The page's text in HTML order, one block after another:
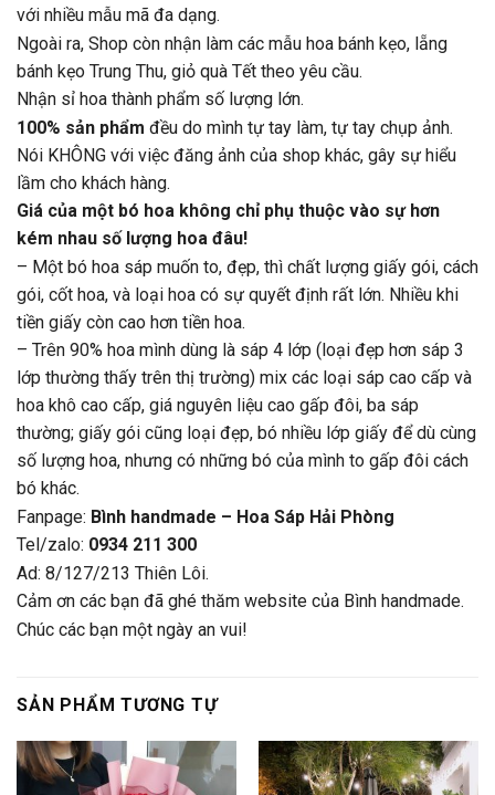
với nhiều mẫu mã đa dạng.
Ngoài ra, Shop còn nhận làm các mẫu hoa bánh kẹo, lẵng
bánh kẹo Trung Thu, giỏ quà Tết theo yêu cầu.
Nhận sỉ hoa thành phẩm số lượng lớn.
100% sản phẩm đều do mình tự tay làm, tự tay chụp ảnh.
Nói KHÔNG với việc đăng ảnh của shop khác, gây sự hiểu
lầm cho khách hàng.
Giá của một bó hoa không chỉ phụ thuộc vào sự hơn
kém nhau số lượng hoa đâu!
– Một bó hoa sáp muốn to, đẹp, thì chất lượng giấy gói, cách
gói, cốt hoa, và loại hoa có sự quyết định rất lớn. Nhiều khi
tiền giấy còn cao hơn tiền hoa.
– Trên 90% hoa mình dùng là sáp 4 lớp (loại đẹp hơn sáp 3
lớp thường thấy trên thị trường) mix các loại sáp cao cấp và
hoa khô cao cấp, giá nguyên liệu cao gấp đôi, ba sáp
thường; giấy gói cũng loại đẹp, bó nhiều lớp giấy để dù cùng
số lượng hoa, nhưng có những bó của mình to gấp đôi cách
bó khác.
Fanpage: Bình handmade – Hoa Sáp Hải Phòng
Tel/zalo: 0934 211 300
Ad: 8/127/213 Thiên Lôi.
Cảm ơn các bạn đã ghé thăm website của Bình handmade.
Chúc các bạn một ngày an vui!
SẢN PHẨM TƯƠNG TỰ